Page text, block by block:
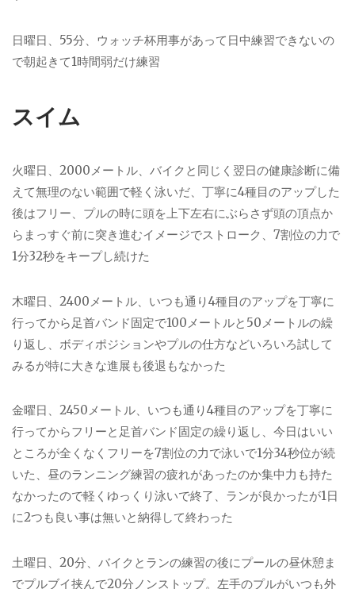
日曜日、55分、ウォッチ杯用事があって日中練習できないの
で朝起きて1時間弱だけ練習
スイム
火曜日、2000メートル、バイクと同じく翌日の健康診断に備
えて無理のない範囲で軽く泳いだ、丁寧に4種目のアップした
後はフリー、プルの時に頭を上下左右にぶらさず頭の頂点か
らまっすぐ前に突き進むイメージでストローク、7割位の力で
1分32秒をキープし続けた
木曜日、2400メートル、いつも通り4種目のアップを丁寧に
行ってから足首バンド固定で100メートルと50メートルの繰
り返し、ボディポジションやプルの仕方などいろいろ試して
みるが特に大きな進展も後退もなかった
金曜日、2450メートル、いつも通り4種目のアップを丁寧に
行ってからフリーと足首バンド固定の繰り返し、今日はいい
ところが全くなくフリーを7割位の力で泳いで1分34秒位が続
いた、昼のランニング練習の疲れがあったのか集中力も持た
なかったので軽くゆっくり泳いで終了、ランが良かったが1日
に2つも良い事は無いと納得して終わった
土曜日、20分、バイクとランの練習の後にプールの昼休憩ま
でプルブイ挟んで20分ノンストップ。左手のプルがいつも外